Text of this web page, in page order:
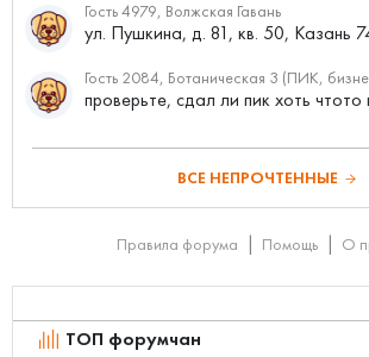
Гость 4979, Волжская Гавань
ул. Пушкина, д. 81, кв. 50, Казань
ВСЕ НЕПРОЧТЕННЫЕ
Правила форума Помощь О
ТОП форумчан